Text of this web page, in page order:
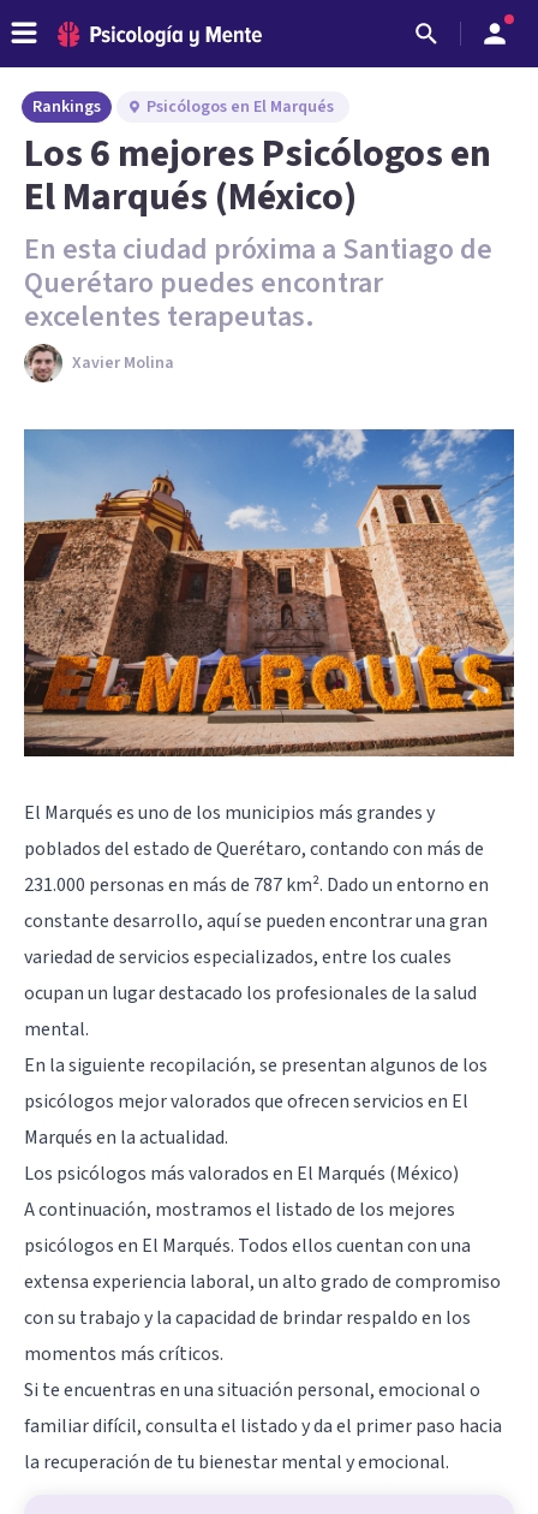
Rankings Psicólogos en El Marqués
Los 6 mejores Psicólogos en
El Marqués (México)
En esta ciudad próxima a Santiago de
Querétaro puedes encontrar
excelentes terapeutas.
Xavier Molina
El Marqués es uno de los municipios más grandes y
poblados del estado de Querétaro, contando con más de
231.000 personas en más de 787 km². Dado un entorno en
constante desarrollo, aquí se pueden encontrar una gran
variedad de servicios especializados, entre los cuales
ocupan un lugar destacado los profesionales de la salud
mental.
En la siguiente recopilación, se presentan algunos de los
psicólogos mejor valorados que ofrecen servicios en El
Marqués en la actualidad.
Los psicólogos más valorados en El Marqués (México)
A continuación, mostramos el listado de los mejores
psicólogos en El Marqués. Todos ellos cuentan con una
extensa experiencia laboral, un alto grado de compromiso
con su trabajo y la capacidad de brindar respaldo en los
momentos más críticos.
Si te encuentras en una situación personal, emocional o
familiar difícil, consulta el listado y da el primer paso hacia
la recuperación de tu bienestar mental y emocional.